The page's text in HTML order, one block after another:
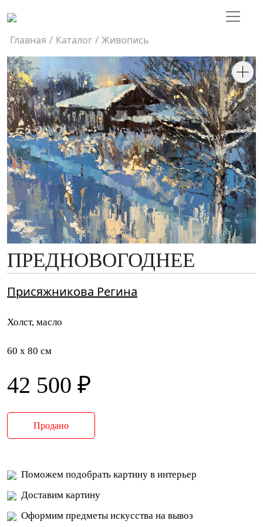
Главная / Каталог / Живопись
ПРЕДНОВОГОДНЕЕ
Присяжникова Регина
Холст, масло
60 x 80 см
42 500 ₽
Продано
Поможем подобрать картину в интерьер
Доставим картину
Оформим предметы искусства на вывоз